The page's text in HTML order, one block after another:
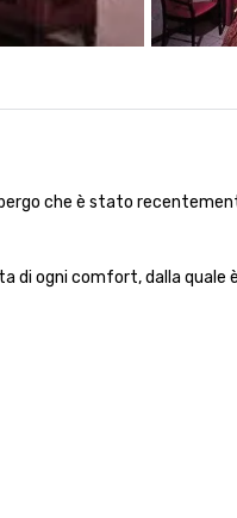
che è stato
ogni comfort, dalla quale